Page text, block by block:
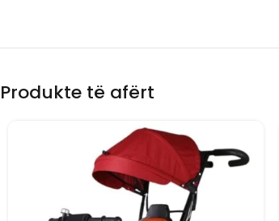
Produkte të afërt